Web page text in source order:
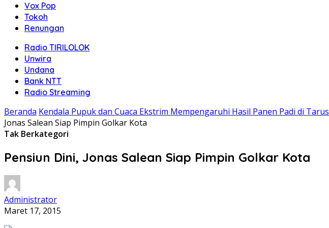
Vox Pop
Tokoh
Renungan
Radio TIRILOLOK
Unwira
Undana
Bank NTT
Radio Streaming
Beranda Kendala Pupuk dan Cuaca Ekstrim Mempengaruhi Hasil Panen Padi di Tarus
Jonas Salean Siap Pimpin Golkar Kota
Tak Berkategori
Pensiun Dini, Jonas Salean Siap Pimpin Golkar Kota
Administrator
Maret 17, 2015